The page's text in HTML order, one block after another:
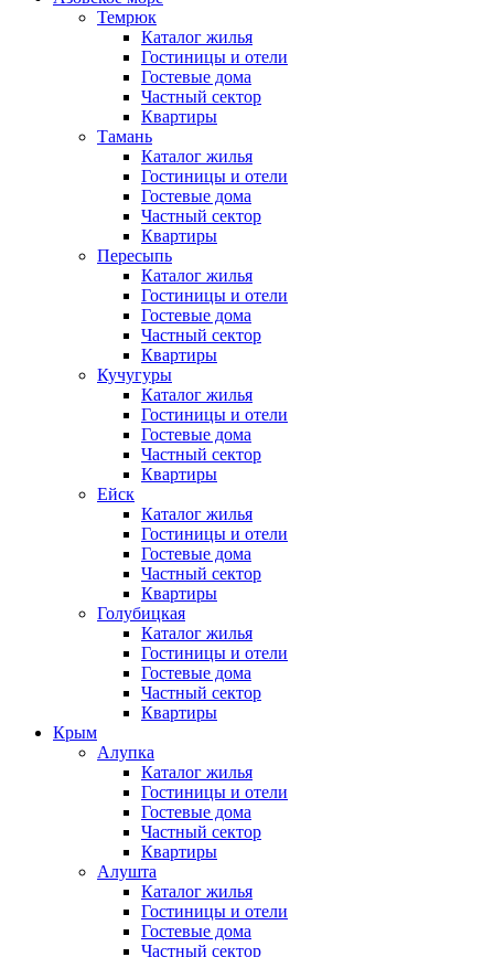
Темрюк
Каталог жилья
Гостиницы и отели
Гостевые дома
Частный сектор
Квартиры
Тамань
Каталог жилья
Гостиницы и отели
Гостевые дома
Частный сектор
Квартиры
Пересыпь
Каталог жилья
Гостиницы и отели
Гостевые дома
Частный сектор
Квартиры
Кучугуры
Каталог жилья
Гостиницы и отели
Гостевые дома
Частный сектор
Квартиры
Ейск
Каталог жилья
Гостиницы и отели
Гостевые дома
Частный сектор
Квартиры
Голубицкая
Каталог жилья
Гостиницы и отели
Гостевые дома
Частный сектор
Квартиры
Крым
Алупка
Каталог жилья
Гостиницы и отели
Гостевые дома
Частный сектор
Квартиры
Алушта
Каталог жилья
Гостиницы и отели
Гостевые дома
Частный сектор